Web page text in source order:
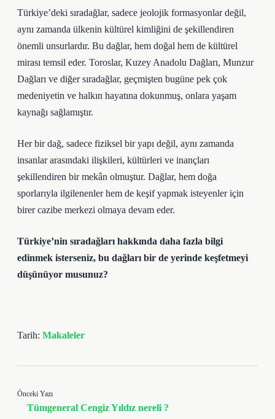
Türkiye’deki sıradağlar, sadece jeolojik formasyonlar değil,
aynı zamanda ülkenin kültürel kimliğini de şekillendiren
önemli unsurlardır. Bu dağlar, hem doğal hem de kültürel
mirası temsil eder. Toroslar, Kuzey Anadolu Dağları, Munzur
Dağları ve diğer sıradağlar, geçmişten bugüne pek çok
medeniyetin ve halkın hayatına dokunmuş, onlara yaşam
kaynağı sağlamıştır.
Her bir dağ, sadece fiziksel bir yapı değil, aynı zamanda
insanlar arasındaki ilişkileri, kültürleri ve inançları
şekillendiren bir mekân olmuştur. Dağlar, hem doğa
sporlarıyla ilgilenenler hem de keşif yapmak isteyenler için
birer cazibe merkezi olmaya devam eder.
Türkiye’nin sıradağları hakkında daha fazla bilgi
edinmek isterseniz, bu dağları bir de yerinde keşfetmeyi
düşünüyor musunuz?
Tarih: Makaleler
Önceki Yazı
Tümgeneral Cengiz Yıldız nereli ?